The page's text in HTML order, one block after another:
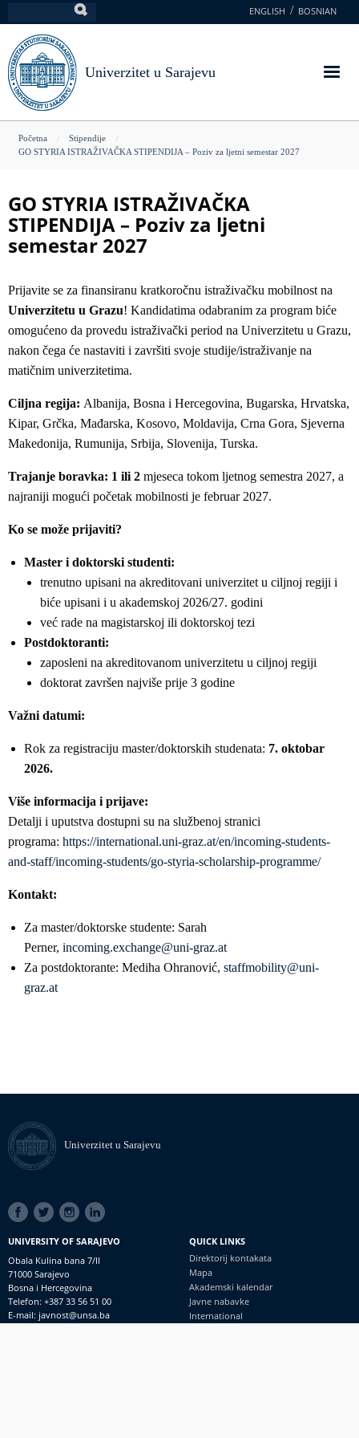
na
glavni
sadržaj
ENGLISH BOSNIAN
Univerzitet u Sarajevu
You
Početna
Stipendije
GO STYRIA ISTRAŽIVAČKA STIPENDIJA – Poziv za ljetni semestar 2027
GO STYRIA ISTRAŽIVAČKA
STIPENDIJA – Poziv za ljetni
semestar 2027
Prijavite se za finansiranu kratkoročnu istraživačku mobilnost na
Univerzitetu u Grazu! Kandidatima odabranim za program biće
omogućeno da provedu istraživački period na Univerzitetu u Grazu,
nakon čega će nastaviti i završiti svoje studije/istraživanje na
matičnim univerzitetima.
Ciljna regija: Albanija, Bosna i Hercegovina, Bugarska, Hrvatska,
Kipar, Grčka, Mađarska, Kosovo, Moldavija, Crna Gora, Sjeverna
Makedonija, Rumunija, Srbija, Slovenija, Turska.
Trajanje boravka: 1 ili 2 mjeseca tokom ljetnog semestra 2027, a
najraniji mogući početak mobilnosti je februar 2027.
Ko se može prijaviti?
Master i doktorski studenti:
trenutno upisani na akreditovani univerzitet u ciljnoj regiji i
biće upisani i u akademskoj 2026/27. godini
već rade na magistarskoj ili doktorskoj tezi
Postdoktoranti:
zaposleni na akreditovanom univerzitetu u ciljnoj regiji
doktorat završen najviše prije 3 godine
Važni datumi:
Rok za registraciju master/doktorskih studenata: 7. oktobar
2026.
Više informacija i prijave:
Detalji i uputstva dostupni su na službenoj stranici
programa: https://international.uni-graz.at/en/incoming-students-
and-staff/incoming-students/go-styria-scholarship-programme/
Kontakt:
Za master/doktorske studente: Sarah
Perner, incoming.exchange@uni-graz.at
Za postdoktorante: Mediha Ohranović, staffmobility@uni-
graz.at
Univerzitet u Sarajevu
SOCIAL
LINKS
UNIVERSITY OF SARAJEVO
Obala Kulina bana 7/II
71000 Sarajevo
Bosna i Hercegovina
Telefon: +387 33 56 51 00
E-mail: javnost@unsa.ba
QUICK LINKS
Direktorij kontakata
Mapa
Akademski kalendar
Javne nabavke
International